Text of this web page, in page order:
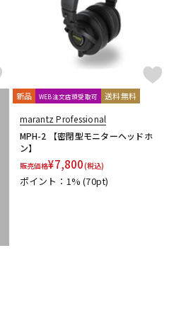
新品 WEB注文店頭受取可 送料無料
marantz Professional
MPH-2 【密閉型モニターヘッドホ
ン】
販売価格¥7,800(税込)
ポイント：1%(70pt)